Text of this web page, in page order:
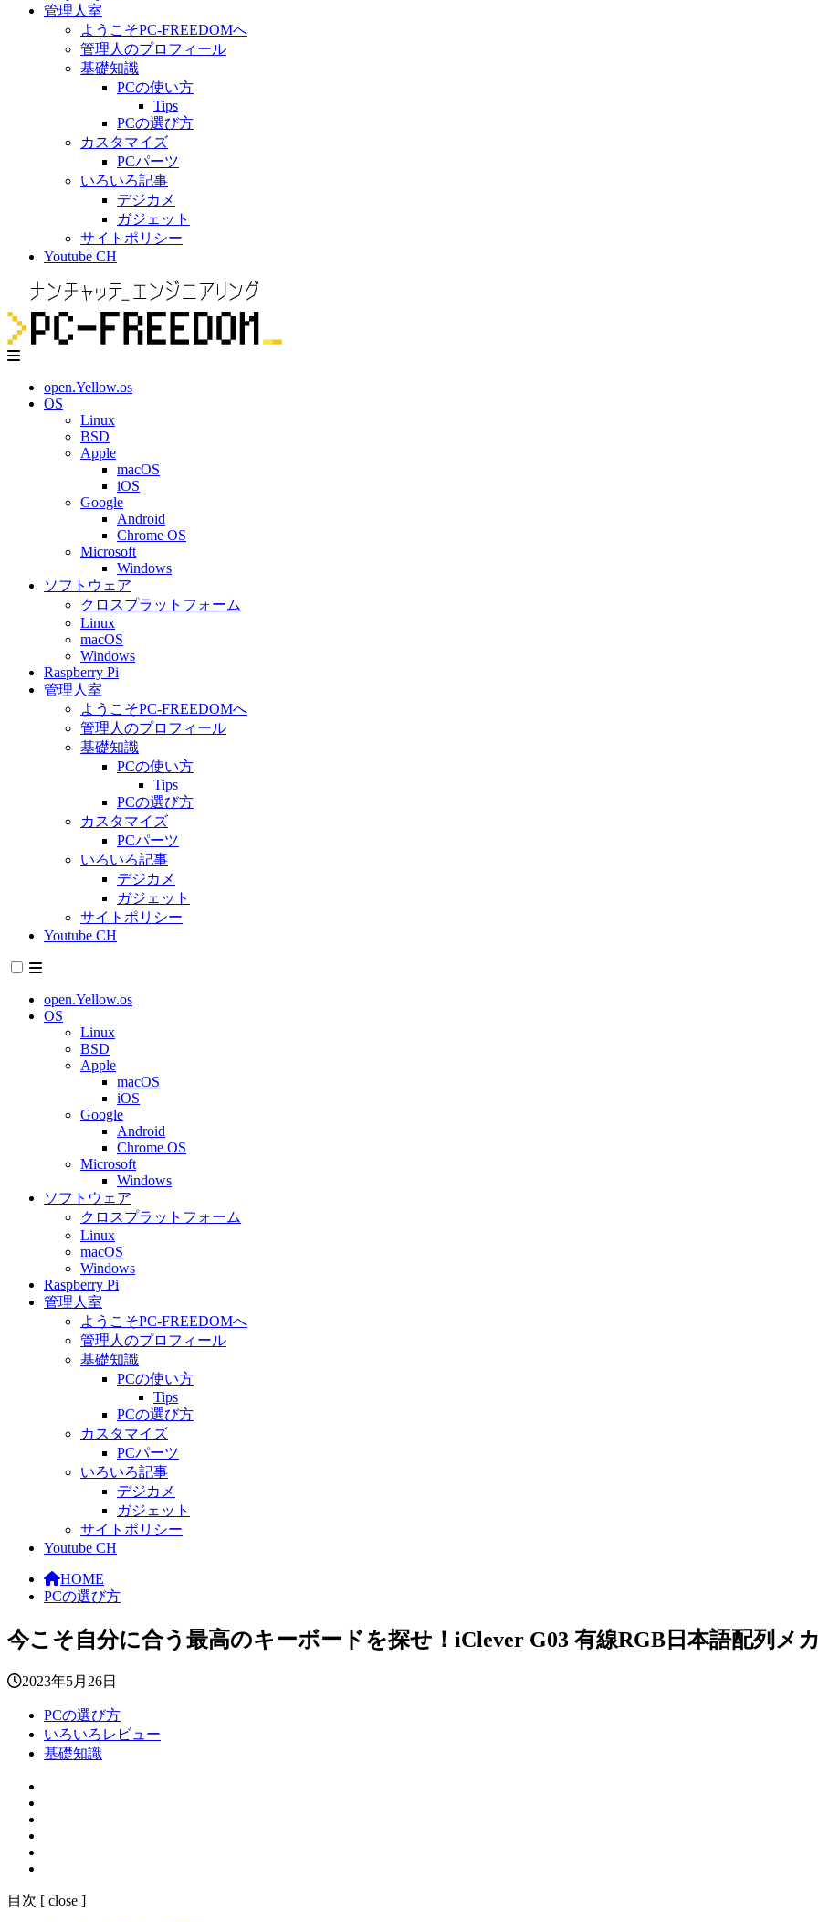
管理人室
ようこそPC-FREEDOMへ
管理人のプロフィール
基礎知識
PCの使い方
Tips
PCの選び方
カスタマイズ
PCパーツ
いろいろ記事
デジカメ
ガジェット
サイトポリシー
Youtube CH
open.Yellow.os
OS
Linux
BSD
Apple
macOS
iOS
Google
Android
Chrome OS
Microsoft
Windows
ソフトウェア
クロスプラットフォーム
Linux
macOS
Windows
Raspberry Pi
管理人室
ようこそPC-FREEDOMへ
管理人のプロフィール
基礎知識
PCの使い方
Tips
PCの選び方
カスタマイズ
PCパーツ
いろいろ記事
デジカメ
ガジェット
サイトポリシー
Youtube CH
open.Yellow.os
OS
Linux
BSD
Apple
macOS
iOS
Google
Android
Chrome OS
Microsoft
Windows
ソフトウェア
クロスプラットフォーム
Linux
macOS
Windows
Raspberry Pi
管理人室
ようこそPC-FREEDOMへ
管理人のプロフィール
基礎知識
PCの使い方
Tips
PCの選び方
カスタマイズ
PCパーツ
いろいろ記事
デジカメ
ガジェット
サイトポリシー
Youtube CH
HOME
PCの選び方
今こそ自分に合う最高のキーボードを探せ！iClever G03 有線RGB日本語配列メ
2023年5月26日
PCの選び方
いろいろレビュー
基礎知識
目次 [ close ]